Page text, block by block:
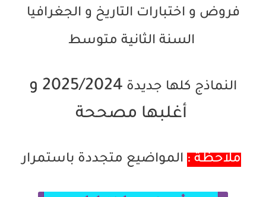
فروض و اختبارات التاريخ و الجغرافيا
النماذج كلها جديدة
2025/2024 و
ملاحظة :